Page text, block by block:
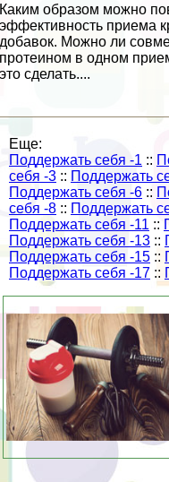
Каким образом можно
эффективность приема
добавок. Можно ли
протеином в одном
это сделать....
Еще:
Поддержать себя -1 ::
себя -3 :: Поддержать
Поддержать себя -6 ::
себя -8 :: Поддержать
Поддержать себя -11 ::
Поддержать себя -13 ::
Поддержать себя -15 ::
Поддержать себя -17 ::